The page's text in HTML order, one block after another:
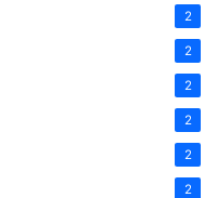
2
2
2
2
2
2